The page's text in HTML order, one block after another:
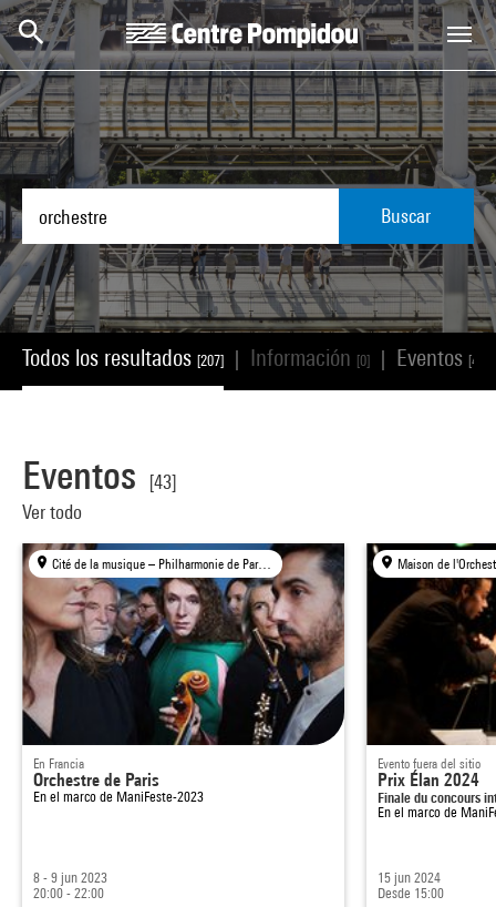
Skip to main content
Centre Pompidou
Buscar
Todos los resultados [207] Información [0] Eventos [43]
Eventos
[43]
Ver todo
Cité de la musique – Philharmonie de Paris, Paris
En Francia
Orchestre de Paris
En el marco de ManiFeste-2023
8 - 9 jun 2023
20:00 - 22:00
Evento fuera del sitio
Prix Élan 2024
Finale du concours
En el marco de
15 jun 2024
Desde 15:00